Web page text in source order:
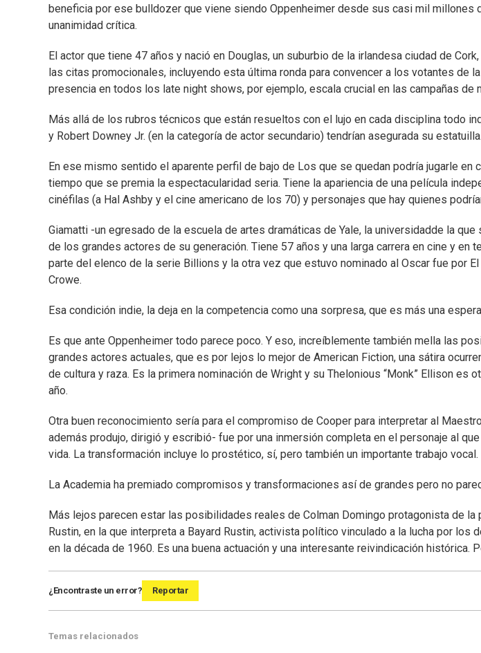
beneficia por ese bulldozer que viene siendo Oppenheimer desde sus casi mil millones
unanimidad crítica.
El actor que tiene 47 años y nació en Douglas, un suburbio de la irlandesa ciudad de
las citas promocionales, incluyendo esta última ronda para convencer a los votantes de
presencia en todos los late night shows, por ejemplo, escala crucial en las campañas de
Más allá de los rubros técnicos que están resueltos con el lujo en cada disciplina todo
y Robert Downey Jr. (en la categoría de actor secundario) tendrían asegurada su estatuilla.
En ese mismo sentido el aparente perfil de bajo de Los que se quedan podría jugarle en
tiempo que se premia la espectacularidad seria. Tiene la apariencia de una película
cinéfilas (a Hal Ashby y el cine americano de los 70) y personajes que hay quienes
Giamatti -un egresado de la escuela de artes dramáticas de Yale, la universidadde la
de los grandes actores de su generación. Tiene 57 años y una larga carrera en cine y en
parte del elenco de la serie Billions y la otra vez que estuvo nominado al Oscar fue por El
Crowe.
Esa condición indie, la deja en la competencia como una sorpresa, que es más una
Es que ante Oppenheimer todo parece poco. Y eso, increíblemente también mella las
grandes actores actuales, que es por lejos lo mejor de American Fiction, una sátira
de cultura y raza. Es la primera nominación de Wright y su Thelonious “Monk” Ellison es
año.
Otra buen reconocimiento sería para el compromiso de Cooper para interpretar al
además produjo, dirigió y escribió- fue por una inmersión completa en el personaje al
vida. La transformación incluye lo prostético, sí, pero también un importante trabajo vocal.
La Academia ha premiado compromisos y transformaciones así de grandes pero no
Más lejos parecen estar las posibilidades reales de Colman Domingo protagonista de
Rustin, en la que interpreta a Bayard Rustin, activista político vinculado a la lucha por
en la década de 1960. Es una buena actuación y una interesante reivindicación histórica.
¿Encontraste un error? Reportar
Temas relacionados